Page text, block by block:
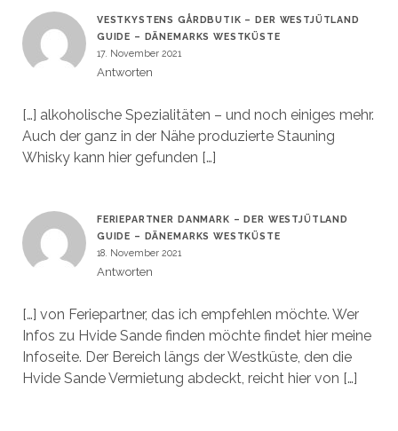
VESTKYSTENS GÅRDBUTIK – DER WESTJÜTLAND
GUIDE – DÄNEMARKS WESTKÜSTE
17. November 2021
Antworten
[…] alkoholische Spezialitäten – und noch einiges mehr.
Auch der ganz in der Nähe produzierte Stauning
Whisky kann hier gefunden […]
FERIEPARTNER DANMARK – DER WESTJÜTLAND
GUIDE – DÄNEMARKS WESTKÜSTE
18. November 2021
Antworten
[…] von Feriepartner, das ich empfehlen möchte. Wer
Infos zu Hvide Sande finden möchte findet hier meine
Infoseite. Der Bereich längs der Westküste, den die
Hvide Sande Vermietung abdeckt, reicht hier von […]